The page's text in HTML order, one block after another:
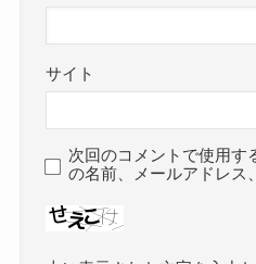
サイト
次回のコメントで使用す
の名前、メールアドレス